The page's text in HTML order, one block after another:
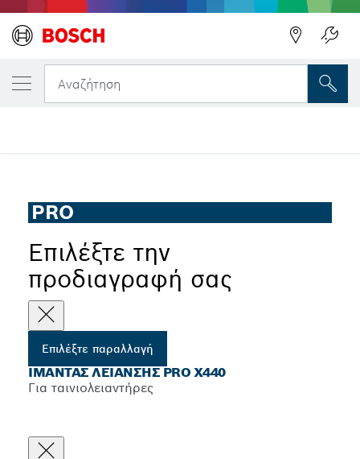
Αναζήτηση
PRO
Επιλέξτε την
προδιαγραφή σας
Επιλέξτε παραλλαγή
ΙΜΆΝΤΑΣ ΛΕΊΑΝΣΗΣ PRO X440
Για ταινιολειαντήρες
Η ΕΠΙΛΕΓΜΈΝΗ ΠΑΡΑΛΛΑΓΉ ΣΑΣ
Ιμάντας λείανσης PRO X440